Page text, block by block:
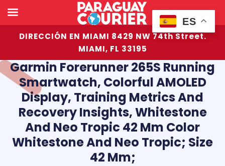
DIRECCIÓN EN MIAMI 8429 NW 74th Street.
MIAMI, FL 33195
Garmin Forerunner 265S Running
Smartwatch, Colorful AMOLED
Display, Training Metrics And
Recovery Insights, Whitestone
And Neo Tropic 42 Mm Color
Whitestone And Neo Tropic; Size
42 Mm;
ES